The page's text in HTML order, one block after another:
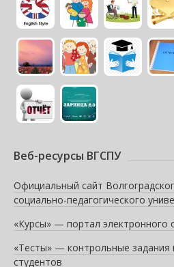
Веб-ресурсы ВГСПУ
Официальный сайт
социально-педагогического
«Курсы» — портал электронного
«Тесты» — контрольные задания
студентов